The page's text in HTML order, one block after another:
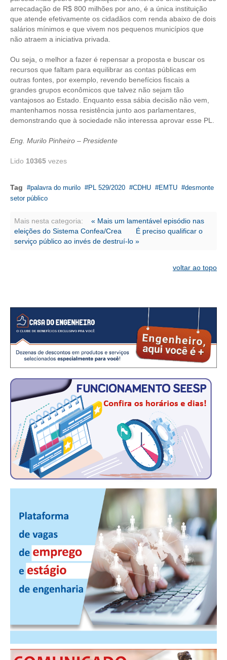
CONTATO
CURSOS
ENGENHEIRO EMPREENDEDOR
SEESP EDUCAÇÃO
PLATAFORMAS GRATUITAS
BENEFÍCIOS
APOSENTADORIA
CONVÊNIOS
PLANO DE SAÚDE
CONSÓRCIOS
CAMPANHAS SALARIAIS
CONTEÚDO ESPECIAL
JORNAL DO ENGENHEIRO
SEESP NOTÍCIAS
NOTÍCIAS NO WHATSAPP
FOTOS
PUBLICAÇÕES
PUBLICIDADE
RELEASES
CONTATO
CADASTRO
ASSOCIE-SE
ATUALIZAÇÃO CADASTRAL
arrecadação de R$ 800 milhões por ano, é a única instituição
que atende efetivamente os cidadãos com renda abaixo de dois
salários mínimos e que vivem nos pequenos municípios que
não atraem a iniciativa privada.
Ou seja, o melhor a fazer é repensar a proposta e buscar os
recursos que faltam para equilibrar as contas públicas em
outras fontes, por exemplo, revendo benefícios fiscais a
grandes grupos econômicos que talvez não sejam tão
vantajosos ao Estado. Enquanto essa sábia decisão não vem,
mantenhamos nossa resistência junto aos parlamentares,
demonstrando que à sociedade não interessa aprovar esse PL.
Eng. Murilo Pinheiro – Presidente
Lido 10365 vezes
Tag palavra do murilo PL 529/2020 CDHU EMTU
desmonte
setor público
Mais nesta categoria:
« Mais um lamentável episódio nas
eleições do Sistema Confea/Crea
É preciso qualificar o
serviço público ao invés de destruí-lo »
voltar ao topo